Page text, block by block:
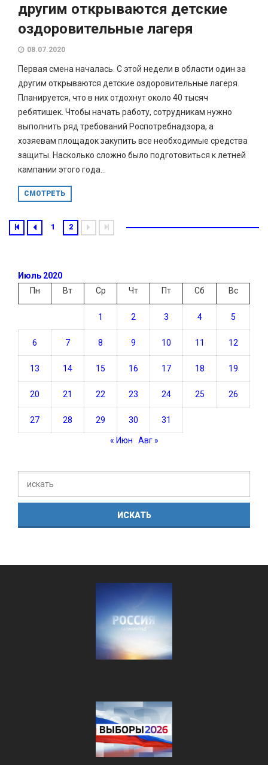
другим открываются детские
оздоровительные лагеря
08.07.2020
Первая смена началась. С этой недели в области один за
другим открываются детские оздоровительные лагеря.
Планируется, что в них отдохнут около 40 тысяч
ребятишек. Чтобы начать работу, сотрудникам нужно
выполнить ряд требований Роспотребнадзора, а
хозяевам площадок закупить все необходимые средства
защиты. Насколько сложно было подготовиться к летней
кампании этого года...
СМОТРЕТЬ
1 2
Июль 2020
Пн
Вт Ср Чт Пт Сб Вс
1 2 3 4 5
6 7 8 9 10 11 12
13 14 15 16 17 18 19
20 21 22 23 24 25 26
27 28 29 30 31
« Июн Авг »